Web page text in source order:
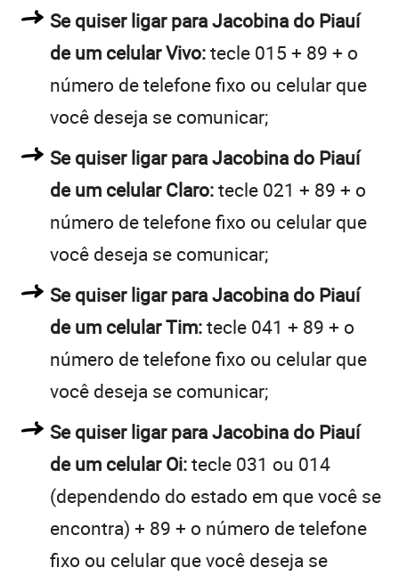
Se quiser ligar para Jacobina do Piauí
de um celular Vivo:tecle 015 + 89 + o
número de telefone fixo ou celular que
você deseja se comunicar;
Se quiser ligar para Jacobina do Piauí
de um celular Claro:tecle 021 + 89 + o
número de telefone fixo ou celular que
você deseja se comunicar;
Se quiser ligar para Jacobina do Piauí
de um celular Tim:tecle 041 + 89 + o
número de telefone fixo ou celular que
você deseja se comunicar;
Se quiser ligar para Jacobina do Piauí
de um celular Oi:tecle 031 ou 014
(dependendo do estado em que você se
encontra) + 89 + o número de telefone
fixo ou celular que você deseja se